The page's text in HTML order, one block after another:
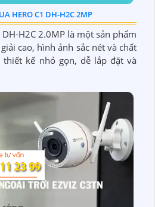
HERO C1 DH-H2C 2MP
H2C 2.0MP là một sản phẩm
cao, hình ảnh sắc nét và chất
thiết kế nhỏ gọn, dễ lắp đặt và